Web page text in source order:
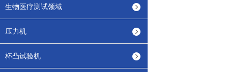
生物医疗测试领域
压力机
杯凸试验机